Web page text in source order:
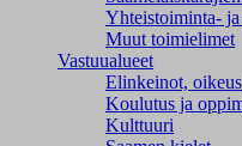
Yhteistoiminta-
Muut toimielimet
Vastuualueet
Elinkeinot,
Koulutus ja
Kulttuuri